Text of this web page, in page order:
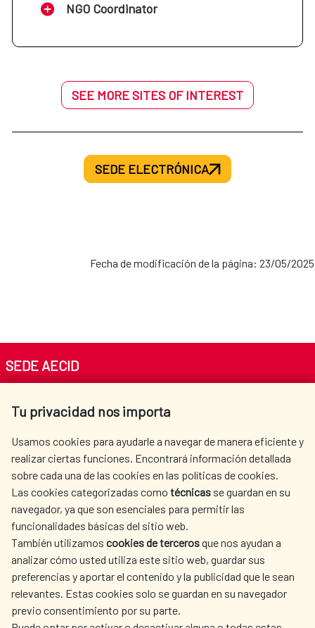
NGO Coordinator
SEE MORE SITES OF INTEREST
SEDE ELECTRÓNICA
Fecha de modificación de la página: 23/05/2025
Tu privacidad nos importa
Usamos cookies para ayudarle a navegar de manera eficiente y
realizar ciertas funciones. Encontrará información detallada
sobre cada una de las cookies en las políticas de cookies.
Las cookies categorizadas como técnicas se guardan en su
navegador, ya que son esenciales para permitir las
funcionalidades básicas del sitio web.
También utilizamos cookies de tercerosque nos ayudan a
analizar cómo usted utiliza este sitio web, guardar sus
preferencias y aportar el contenido y la publicidad que le sean
relevantes. Estas cookies solo se guardan en su navegador
previo consentimiento por su parte.
SEDE AECID
Tel. +34 900 20 30 54​​​​​​​
AECID
WHERE DO WE COOPERATE?
SPANISH HUMANITARIAN
ACTION
PRESS ROOM
CULTURE AND SCIENCE LIBRARY